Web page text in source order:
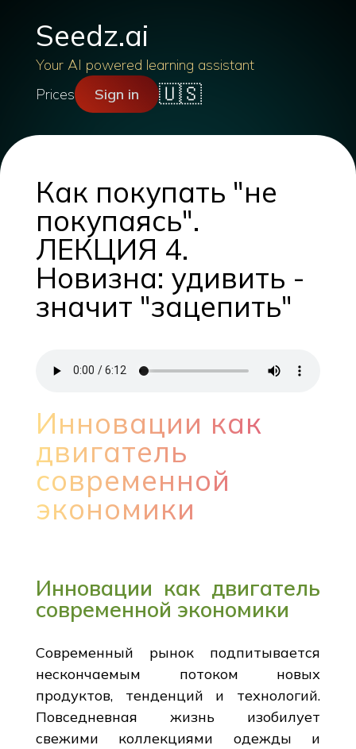
Seedz.ai
Your AI powered learning assistant
Prices
Sign in 🇺🇸
Как покупать "не
покупаясь".
ЛЕКЦИЯ 4.
Новизна: удивить -
значит "зацепить"
Инновации как
двигатель
современной
экономики
Инновации как двигатель
современной экономики
Современный рынок подпитывается
нескончаемым потоком новых
продуктов, тенденций и технологий.
Повседневная жизнь изобилует
свежими коллекциями одежды и